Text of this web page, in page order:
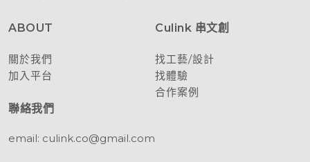
ABOUT
關於我們
加入平台
Culink 串文創
找工藝/設計
找體驗
合作案例
聯絡我們
email: culink.co@gmail.com